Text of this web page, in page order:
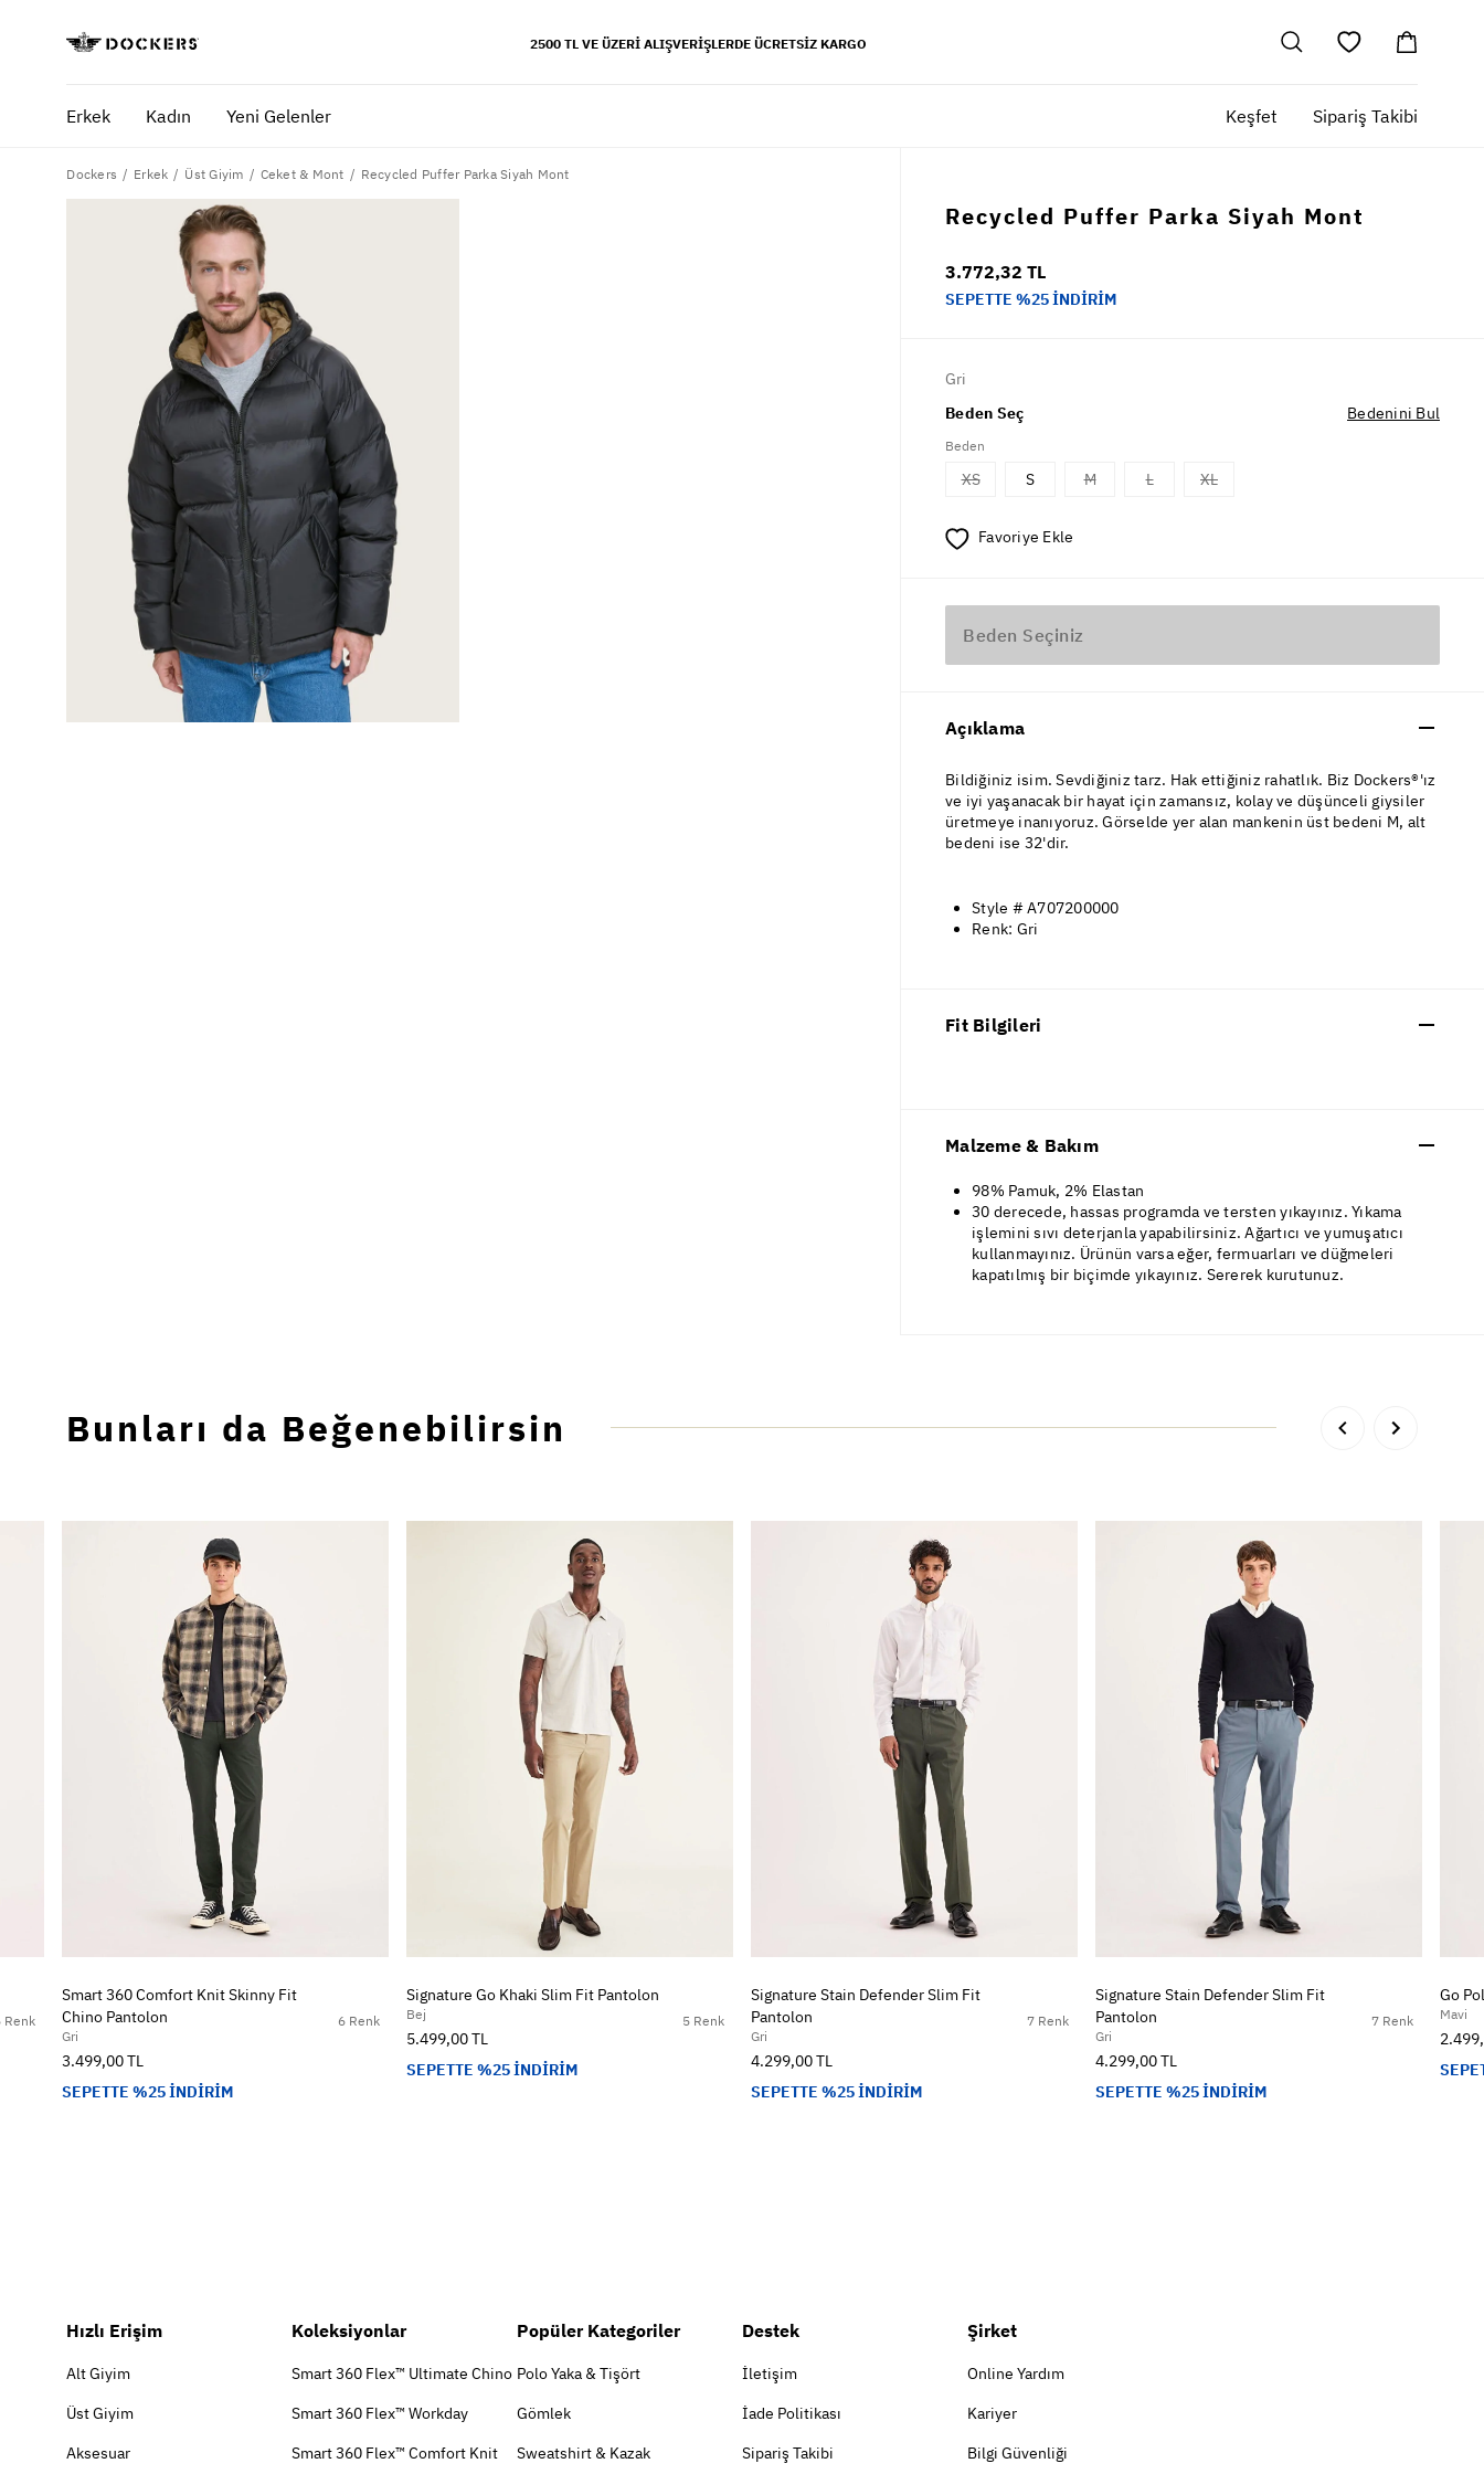
2500 TL VE ÜZERI ALIŞVERIŞLERDE ÜCRETSIZ KARGO
Erkek Kadın Yeni Gelenler Keşfet Sipariş Takibi
POPÜLER ARAMALAR
pantolon
gömlek
şort
ultimate chino pantolon
ona özel - erkek
ona özel - kadın
Dockers Erkek Üst Giyim Ceket & Mont Recycled Puffer Parka Siyah Mont
Recycled Puffer Parka Siyah Mont
3.772,32 TL
SEPETTE %25 İNDİRİM
Gri
Beden Seç
Bedenini Bul
Beden
XS S M L XL
Favoriye Ekle
Beden Seçiniz
Açıklama
Bildiğiniz isim. Sevdiğiniz tarz. Hak ettiğiniz rahatlık. Biz Dockers®'ız
ve iyi yaşanacak bir hayat için zamansız, kolay ve düşünceli giysiler
üretmeye inanıyoruz. Görselde yer alan mankenin üst bedeni M, alt
bedeni ise 32'dir.
Style # A707200000
Renk: Gri
Fit Bilgileri
Malzeme & Bakım
98% Pamuk, 2% Elastan
30 derecede, hassas programda ve tersten yıkayınız. Yıkama
işlemini sıvı deterjanla yapabilirsiniz. Ağartıcı ve yumuşatıcı
kullanmayınız. Ürünün varsa eğer, fermuarları ve düğmeleri
kapatılmış bir biçimde yıkayınız. Sererek kurutunuz.
Bunları da Beğenebilirsin
Renk 6 Renk
Smart 360 Comfort Knit Skinny Fit
Chino Pantolon
Gri
3.499,00 TL
SEPETTE %25 İNDİRİM
5 Renk
Signature Go Khaki Slim Fit Pantolon
Bej
5.499,00 TL
SEPETTE %25 İNDİRİM
7 Renk
Signature Stain Defender Slim Fit
Pantolon
Gri
4.299,00 TL
SEPETTE %25 İNDİRİM
7 Renk
Signature Stain Defender Slim Fit
Pantolon
Gri
4.299,00 TL
SEPETTE %25 İNDİRİM
Go
Mavi
Hızlı Erişim
Alt Giyim
Üst Giyim
Aksesuar
Koleksiyonlar
Smart 360 Flex™ Ultimate Chino
Smart 360 Flex™ Workday
Smart 360 Flex™ Comfort Knit
Popüler Kategoriler
Polo Yaka & Tişört
Gömlek
Sweatshirt & Kazak
Destek
İletişim
İade Politikası
Sipariş Takibi
Şirket
Online Yardım
Kariyer
Bilgi Güvenliği